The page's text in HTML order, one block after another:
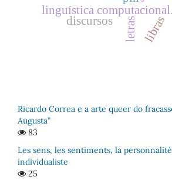
linguística computacional.
letras libras
discursos
Ricardo Correa e a arte queer do
Augusta”
83
Les sens, les sentiments, la
individualiste
25